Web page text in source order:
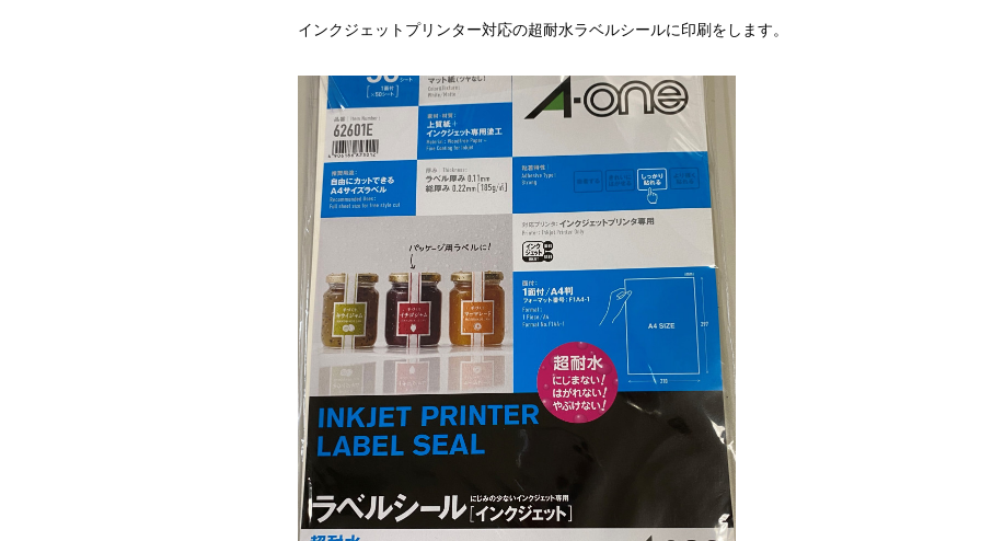
インクジェットプリンター対応の超耐水ラベルシールに印刷をします。